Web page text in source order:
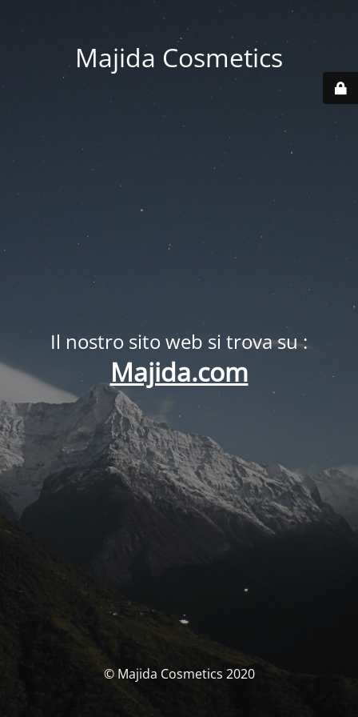
Majida Cosmetics
Il nostro sito web si trova su :
Majida.com
© Majida Cosmetics 2020